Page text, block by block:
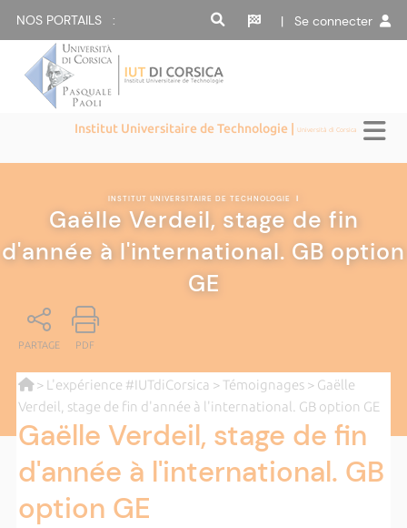
NOS PORTAILS : | Se connecter
Institut Universitaire de Technologie |Università di Corsica
INSTITUT UNIVERSITAIRE DE TECHNOLOGIE |
Gaëlle Verdeil, stage de fin
d'année à l'international. GB option
GE
PARTAGE PDF
> L'expérience #IUTdiCorsica > Témoignages> Gaëlle
Verdeil, stage de fin d'année à l'international. GB option GE
Gaëlle Verdeil, stage de fin
d'année à l'international. GB
option GE